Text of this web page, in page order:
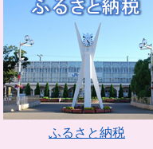
ふるさと納税